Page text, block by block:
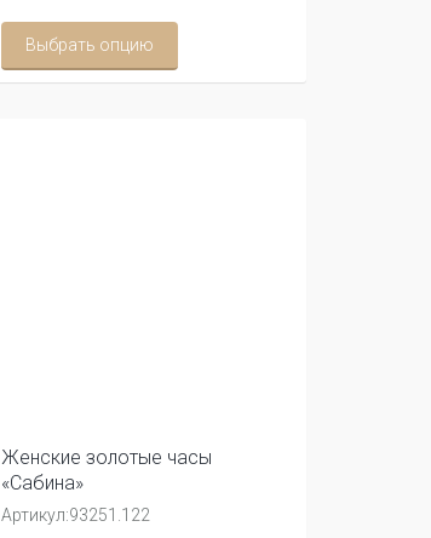
Выбрать опцию
Женские золотые часы
«Сабина»
Артикул:93251.122